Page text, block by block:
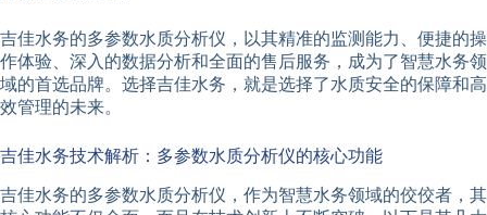
吉佳水务的多参数水质分析仪，以其精准的监测能力、便捷的操
作体验、深入的数据分析和全面的售后服务，成为了智慧水务领
域的首选品牌。选择吉佳水务，就是选择了水质安全的保障和高
效管理的未来。
吉佳水务技术解析：多参数水质分析仪的核心功能
吉佳水务的多参数水质分析仪，作为智慧水务领域的佼佼者，其